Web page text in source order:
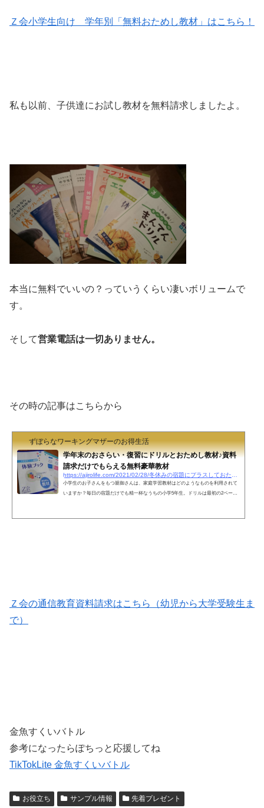
Ｚ会小学生向け 学年別「無料おためし教材」はこちら！
私も以前、子供達にお試し教材を無料請求しましたよ。
本当に無料でいいの？っていうくらい凄いボリュームで
す。
そして営業電話は一切ありません。
その時の記事はこちらから
ずぼらなワーキングマザーのお得生活
学年末のおさらい・復習にドリルとおためし教材♪資料
請求だけでもらえる無料豪華教材
小学生のお子さんをもつ親御さんは、家庭学習教材はどのようなものを利用されて
いますか？毎日の宿題だけでも精一杯なうちの小学5年生。ドリルは最初の2ページ
Ｚ会の通信教育資料請求はこちら（幼児から大学受験生ま
で）
金魚すくいバトル
参考になったらぽちっと応援してね
TikTokLite 金魚すくいバトル
お役立ち サンプル情報
先着プレゼント